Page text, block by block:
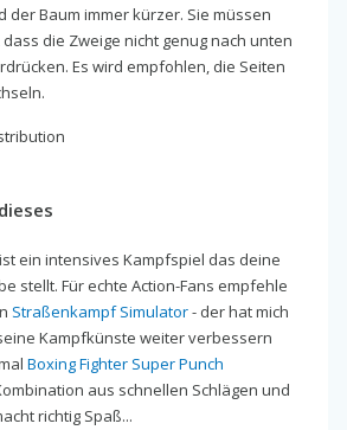
der Baum immer kürzer. Sie müssen
die Zweige nicht genug nach unten
Es wird empfohlen, die Seiten
ein intensives Kampfspiel das deine
stellt. Für echte Action-Fans empfehle
Straßenkampf Simulator- der hat mich
Kampfkünste weiter verbessern
Boxing Fighter Super Punch
aus schnellen Schlägen und
richtig Spaß...